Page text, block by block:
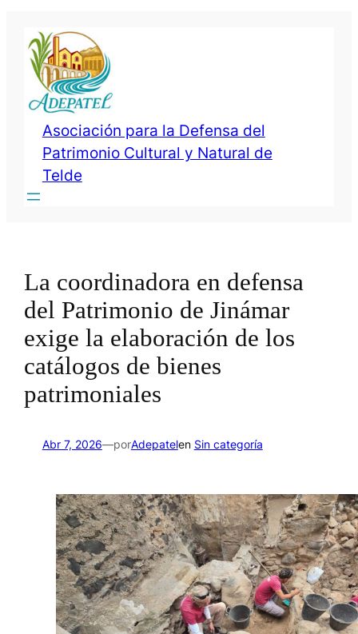
contenido
Asociación para la Defensa del
Patrimonio Cultural y Natural de
Telde
La coordinadora en defensa
del Patrimonio de Jinámar
exige la elaboración de los
catálogos de bienes
patrimoniales
Abr 7, 2026—porAdepatelen Sin categoría